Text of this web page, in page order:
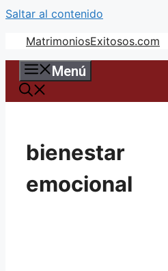
Saltar al contenido
MatrimoniosExitosos.com
Menú
bienestar
emocional